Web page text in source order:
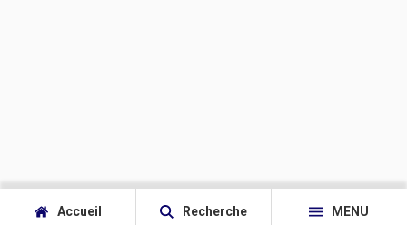
Accueil Recherche MENU